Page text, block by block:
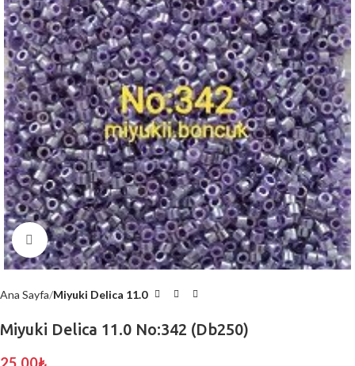
Click to enlarge
Ana Sayfa Miyuki Delica 11.0
Miyuki Delica 11.0 No:342 (Db250)